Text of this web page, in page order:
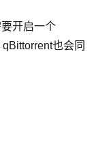
开启一个
也会同